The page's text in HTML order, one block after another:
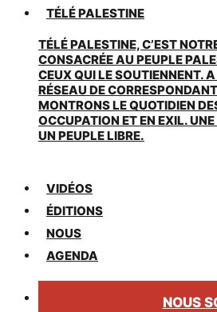
TÉLÉ PALESTINE
TÉLÉ PALESTINE, C’EST
CONSACRÉE AU PEUPLE
CEUX QUI LE SOUTIENNENT.
RÉSEAU DE
MONTRONS LE QUOTIDIEN
OCCUPATION ET EN EXIL.
UN PEUPLE LIBRE.
VIDÉOS
ÉDITIONS
NOUS
AGENDA
NOUS